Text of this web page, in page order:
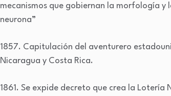
mecanismos que gobiernan la morfología y
neurona”
1857. Capitulación del aventurero
Nicaragua y Costa Rica.
1861. Se expide decreto que crea la Lotería